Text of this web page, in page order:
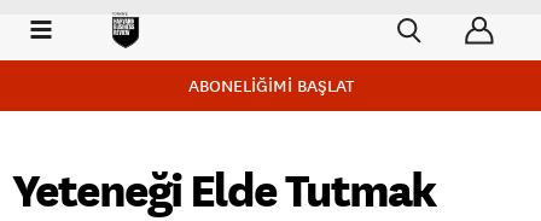
ABONELİĞİMİ BAŞLAT
Yeteneği Elde Tutmak